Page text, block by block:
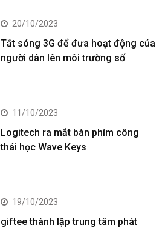
20/10/2023
Tắt sóng 3G để đưa hoạt động của
người dân lên môi trường số
11/10/2023
Logitech ra mắt bàn phím công
thái học Wave Keys
19/10/2023
giftee thành lập trung tâm phát